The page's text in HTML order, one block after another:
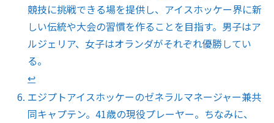
競技に挑戦できる場を提供し、アイスホッケー界に新
しい伝統や大会の習慣を作ることを目指す。男子はア
ルジェリア、女子はオランダがそれぞれ優勝してい
る。
↩︎
エジプトアイスホッケーのゼネラルマネージャー兼共
同キャプテン。41歳の現役プレーヤー。ちなみに、